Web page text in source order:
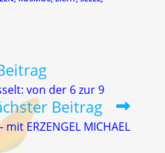
von der 6 zur 9
Beitrag
ERZENGEL MICHAEL